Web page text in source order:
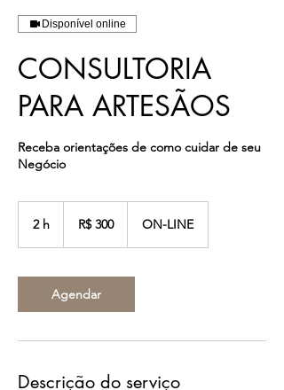
Disponível online
CONSULTORIA
PARA ARTESÃOS
Receba orientações de como cuidar de seu
Negócio
2 h
brasileiros
R$ 300 ON-LINE
Agendar
Descrição do serviço